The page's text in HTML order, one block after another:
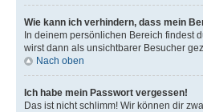
Wie kann ich verhindern, dass mein
In deinem persönlichen Bereich findest
wirst dann als unsichtbarer Besucher
Nach oben
Ich habe mein Passwort vergessen!
Das ist nicht schlimm! Wir können dir